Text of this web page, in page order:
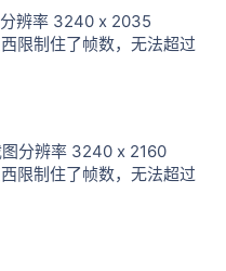
辨率 3240 x 2035
限制住了帧数，无法超过
分辨率 3240 x 2160
限制住了帧数，无法超过